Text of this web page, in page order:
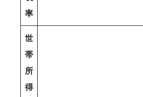
率
世
帯
所
得